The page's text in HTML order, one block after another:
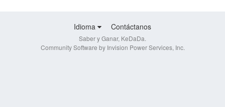
Idioma Contáctanos
Saber y Ganar, KeDaDa.
Community Software by Invision Power Services, Inc.